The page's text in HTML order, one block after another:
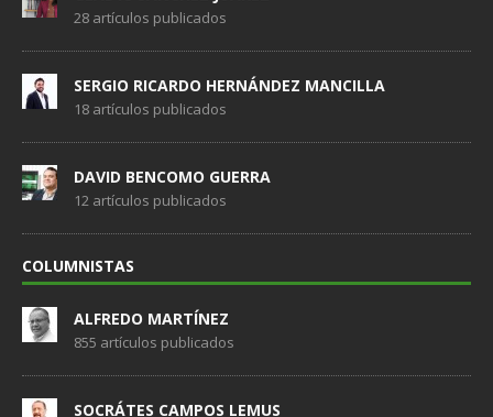
28 artículos publicados
SERGIO RICARDO HERNÁNDEZ MANCILLA
18 artículos publicados
DAVID BENCOMO GUERRA
12 artículos publicados
COLUMNISTAS
ALFREDO MARTÍNEZ
855 artículos publicados
SOCRÁTES CAMPOS LEMUS